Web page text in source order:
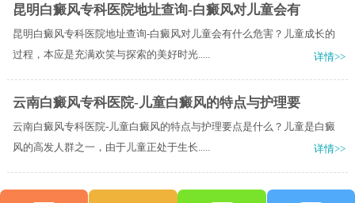
昆明白癜风专科医院地址查询-白癜风对儿童会有
昆明白癜风专科医院地址查询-白癜风对儿童会有什么危害？儿童成长的
过程，本应是充满欢笑与探索的美好时光.....
详情>>
云南白癜风专科医院-儿童白癜风的特点与护理要
云南白癜风专科医院-儿童白癜风的特点与护理要点是什么？儿童是白癜
风的高发人群之一，由于儿童正处于生长.....
详情>>